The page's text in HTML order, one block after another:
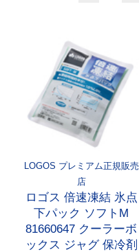
LOGOS プレミアム正規販売
店
ロゴス 倍速凍結 氷点
下パック ソフトM
81660647 クーラーボ
ックス ジャグ 保冷剤